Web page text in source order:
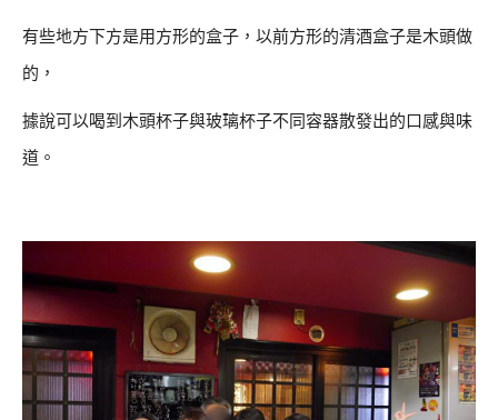
有些地方下方是用方形的盒子，以前方形的清酒盒子是木頭做
的，
據說可以喝到木頭杯子與玻璃杯子不同容器散發出的口感與味
道。